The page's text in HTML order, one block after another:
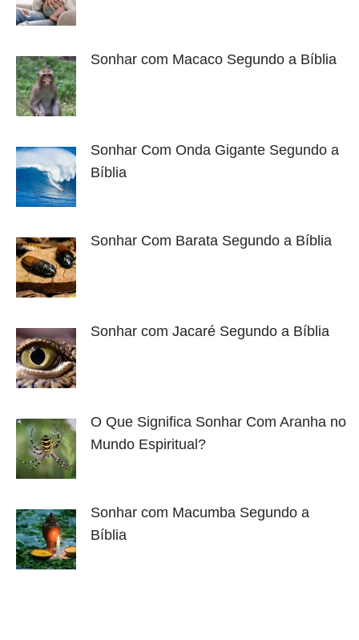
Sonhar com Macaco Segundo a Bíblia
Sonhar Com Onda Gigante Segundo a
Bíblia
Sonhar Com Barata Segundo a Bíblia
Sonhar com Jacaré Segundo a Bíblia
O Que Significa Sonhar Com Aranha no
Mundo Espiritual?
Sonhar com Macumba Segundo a
Bíblia